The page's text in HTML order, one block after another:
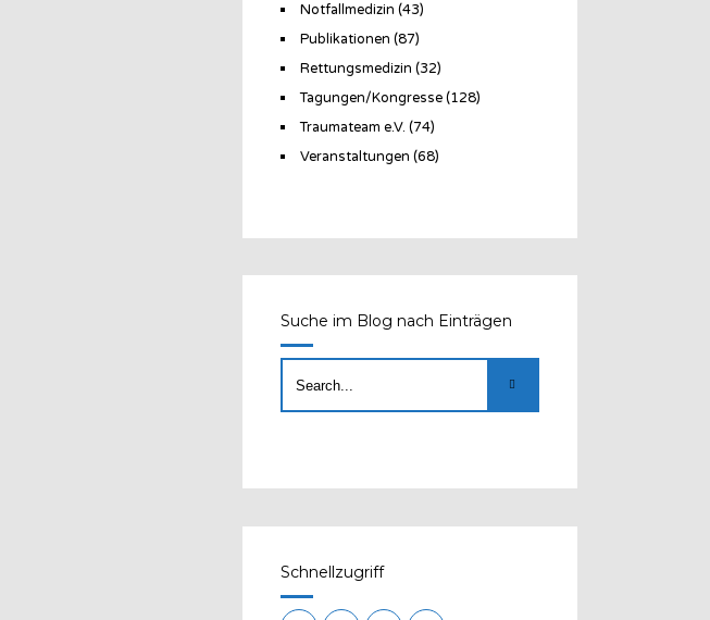
Notfallmedizin (43)
Publikationen (87)
Rettungsmedizin (32)
Tagungen/Kongresse(128)
Traumateam e.V. (74)
Veranstaltungen (68)
Suche im Blog nach Einträgen
Schnellzugriff